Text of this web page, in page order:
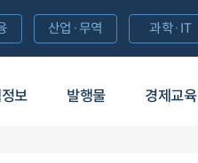
보 발행물 경제교육
산업·무역 과학·IT